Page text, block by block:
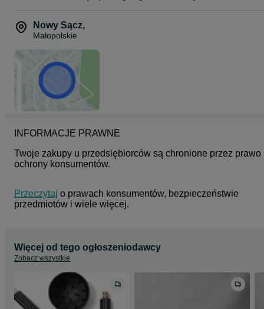
Nowy Sącz,
Małopolskie
INFORMACJE PRAWNE
Twoje zakupy u przedsiębiorców są chronione przez prawo
ochrony konsumentów.
Przeczytaj o prawach konsumentów, bezpieczeństwie
przedmiotów i wiele więcej.
Więcej od tego ogłoszeniodawcy
Zobacz wszystkie